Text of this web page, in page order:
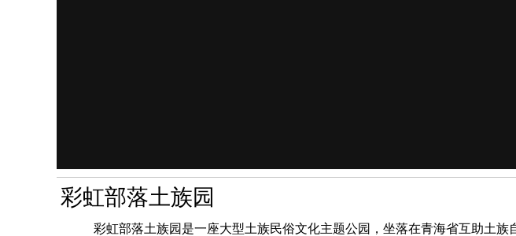
彩虹部落土族园
彩虹部落土族园是一座大型土族民俗文化主题公园，坐落在青海省互助土族